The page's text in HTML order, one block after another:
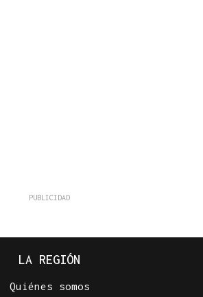
LA REGIÓN
Quiénes somos